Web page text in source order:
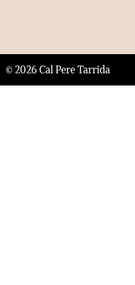
© 2026 Cal Pere Tarrida